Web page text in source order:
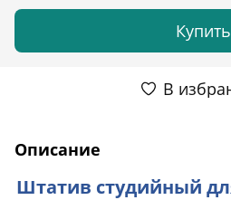
Купить
В
Описание
Штатив студийный